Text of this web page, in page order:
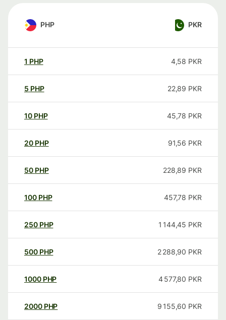
PHP PKR
1 PHP 4,58 PKR
5 PHP 22,89 PKR
10 PHP 45,78 PKR
20 PHP 91,56 PKR
50 PHP 228,89 PKR
100 PHP 457,78 PKR
250 PHP 1 144,45 PKR
500 PHP 2 288,90 PKR
1000 PHP 4 577,80 PKR
2000 PHP 9 155,60 PKR